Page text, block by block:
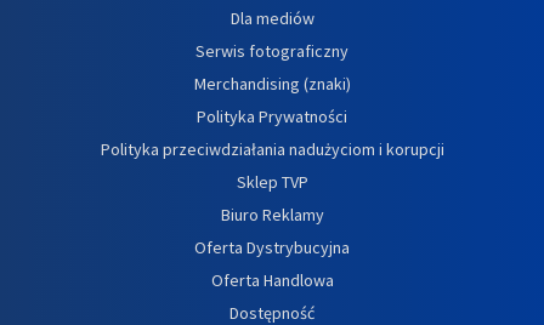
Dla mediów
Serwis fotograficzny
Merchandising (znaki)
Polityka Prywatności
Polityka przeciwdziałania nadużyciom i korupcji
Sklep TVP
Biuro Reklamy
Oferta Dystrybucyjna
Oferta Handlowa
Dostępność